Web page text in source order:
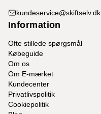
kundeservice@skiftselv.dk
Information
Ofte stillede spørgsmål
Købeguide
Om os
Om E-mærket
Kundecenter
Privatlivspolitik
Cookiepolitik